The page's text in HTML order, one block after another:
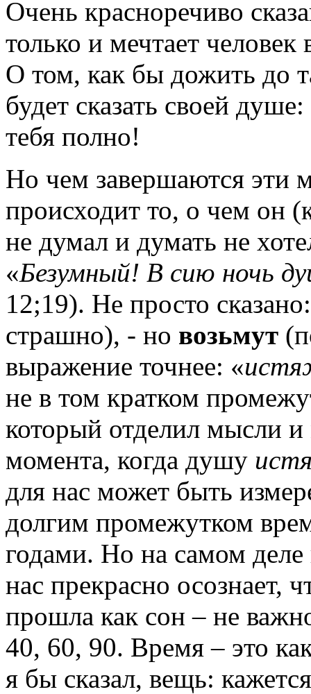
Очень красноречиво
только и мечтает
О том, как бы дожить до
будет сказать своей
тебя полно!
Но чем завершаются эти
происходит то, о чем он
не думал и думать не
«Безумный! В сию ночь
12;19). Не просто
страшно), - но возьмут
выражение точнее: «
не в том кратком
который отделил мысли и
момента, когда душу
для нас может быть
долгим промежутком
годами. Но на самом
нас прекрасно осознает,
прошла как сон – не
40, 60, 90. Время – это
я бы сказал, вещь: